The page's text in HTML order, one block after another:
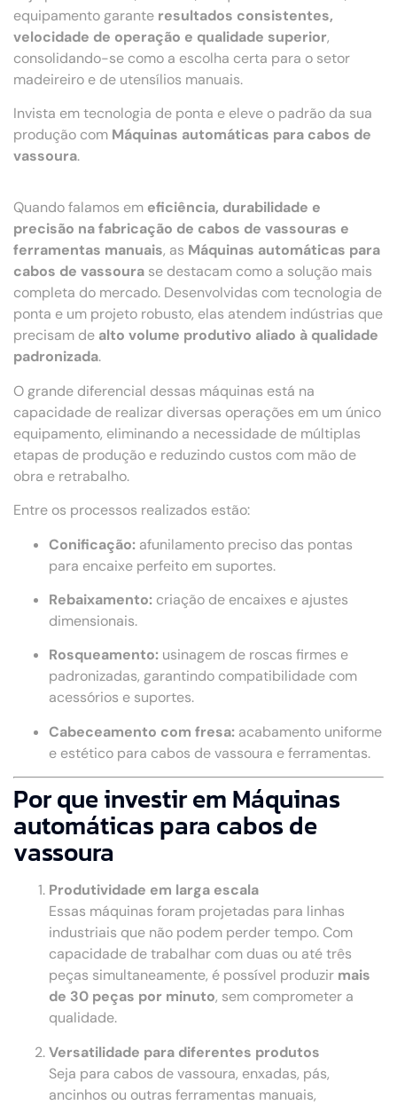
equipamento garante resultados consistentes,
velocidade de operação e qualidade superior,
consolidando-se como a escolha certa para o setor
madeireiro e de utensílios manuais.
Invista em tecnologia de ponta e eleve o padrão da sua
produção com Máquinas automáticas para cabos de
vassoura.
Quando falamos em eficiência, durabilidade e
precisão na fabricação de cabos de vassouras e
ferramentas manuais, as Máquinas automáticas para
cabos de vassoura se destacam como a solução mais
completa do mercado. Desenvolvidas com tecnologia de
ponta e um projeto robusto, elas atendem indústrias que
precisam de alto volume produtivo aliado à qualidade
padronizada.
O grande diferencial dessas máquinas está na
capacidade de realizar diversas operações em um único
equipamento, eliminando a necessidade de múltiplas
etapas de produção e reduzindo custos com mão de
obra e retrabalho.
Entre os processos realizados estão:
Conificação: afunilamento preciso das pontas
para encaixe perfeito em suportes.
Rebaixamento: criação de encaixes e ajustes
dimensionais.
Rosqueamento: usinagem de roscas firmes e
padronizadas, garantindo compatibilidade com
acessórios e suportes.
Cabeceamento com fresa: acabamento uniforme
e estético para cabos de vassoura e ferramentas.
Por que investir em Máquinas
automáticas para cabos de
vassoura
Produtividade em larga escala
Essas máquinas foram projetadas para linhas
industriais que não podem perder tempo. Com
capacidade de trabalhar com duas ou até três
peças simultaneamente, é possível produzir mais
de 30 peças por minuto, sem comprometer a
qualidade.
Versatilidade para diferentes produtos
Seja para cabos de vassoura, enxadas, pás,
ancinhos ou outras ferramentas manuais,